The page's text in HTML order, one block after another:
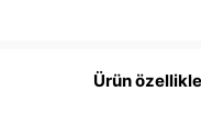
Ürün